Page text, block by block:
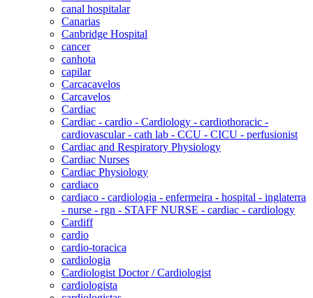
canal hospitalar
Canarias
Canbridge Hospital
cancer
canhota
capilar
Carcacavelos
Carcavelos
Cardiac
Cardiac - cardio - Cardiology - cardiothoracic -
cardiovascular - cath lab - CCU - CICU - perfusionist
Cardiac and Respiratory Physiology
Cardiac Nurses
Cardiac Physiology
cardiaco
cardiaco - cardiologia - enfermeira - hospital - inglaterra
- nurse - rgn - STAFF NURSE - cardiac - cardiology
Cardiff
cardio
cardio-toracica
cardiologia
Cardiologist Doctor / Cardiologist
cardiologista